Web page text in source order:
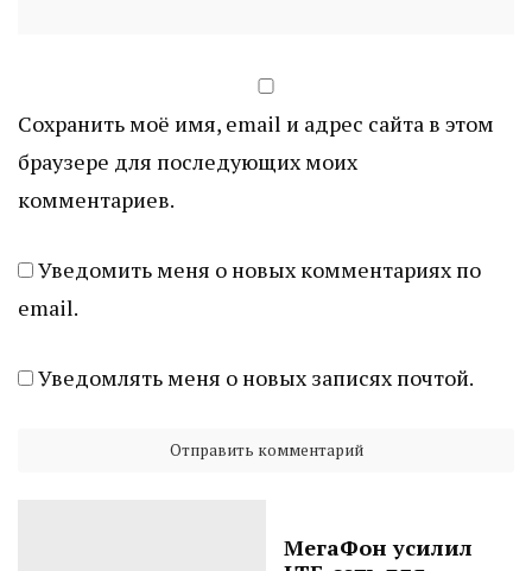
Сохранить моё имя, email и адрес сайта в этом
браузере для последующих моих
комментариев.
Уведомить меня о новых комментариях по
email.
Уведомлять меня о новых записях почтой.
МегаФон усилил